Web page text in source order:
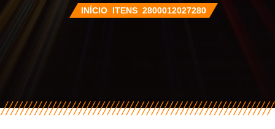
INÍCIO ITENS 2800012027280